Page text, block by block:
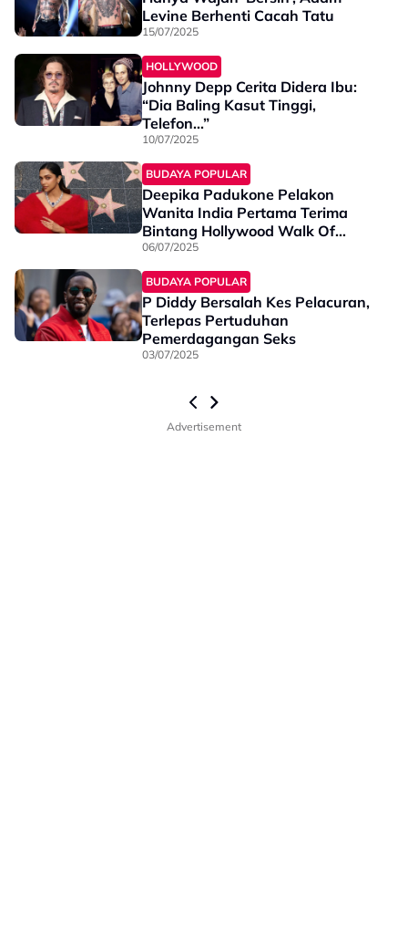
Levine Berhenti Cacah Tatu
15/07/2025
HOLLYWOOD
Johnny Depp Cerita Didera Ibu:
“Dia Baling Kasut Tinggi,
Telefon...”
10/07/2025
BUDAYA POPULAR
Deepika Padukone Pelakon
Wanita India Pertama Terima
Bintang Hollywood Walk Of
Fame!
06/07/2025
BUDAYA POPULAR
P Diddy Bersalah Kes Pelacuran,
Terlepas Pertuduhan
Pemerdagangan Seks
03/07/2025
Advertisement